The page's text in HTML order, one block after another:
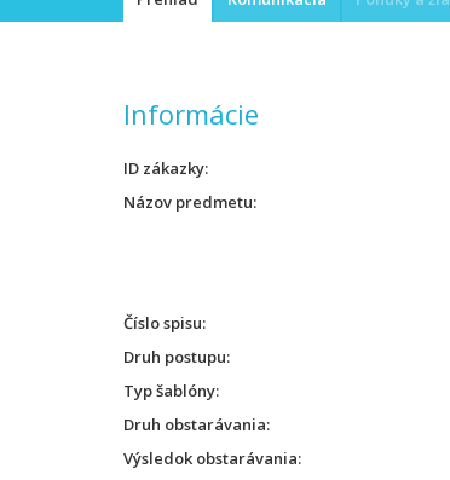
Informácie
ID zákazky
Názov predmetu
Číslo spisu
Druh postupu
Typ šablóny
Druh obstarávania
Výsledok obstarávania